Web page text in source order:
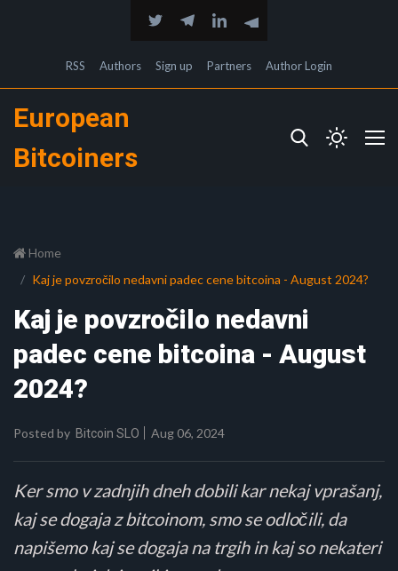
RSS Authors Sign up Partners Author Login
European
Bitcoiners
Home
Kaj je povzročilo nedavni padec cene bitcoina - August 2024?
Kaj je povzročilo nedavni
padec cene bitcoina - August
2024?
Posted by Bitcoin SLO Aug 06, 2024
Ker smo v zadnjih dneh dobili kar nekaj vprašanj,
kaj se dogaja z bitcoinom, smo se odločili, da
napišemo kaj se dogaja na trgih in kaj so nekateri